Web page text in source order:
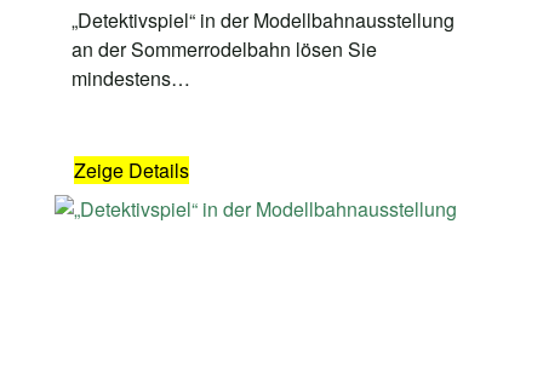
„Detektivspiel“ in der Modellbahnausstellung
an der Sommerrodelbahn lösen Sie
mindestens…
Zeige Details